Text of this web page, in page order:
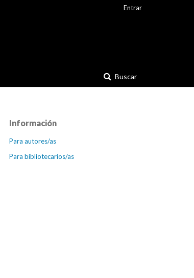
Buscar
Entrar
Información
Para autores/as
Para bibliotecarios/as